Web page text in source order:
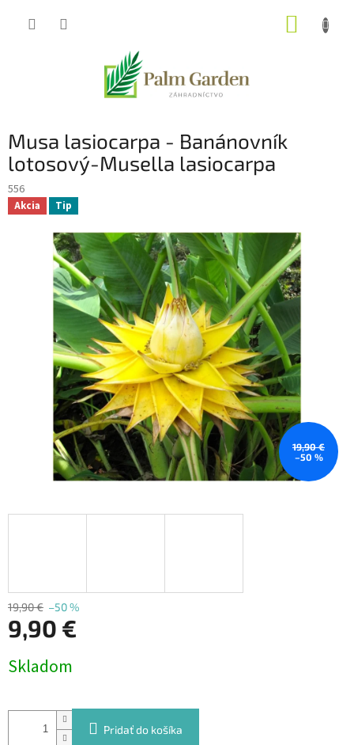
Musa lasiocarpa - Banánovník
lotosový-Musella lasiocarpa
556
Akcia Tip
19,90 €
–50 %
19,90 € –50 %
9,90 €
cena:
Skladom
Pridať do košíka